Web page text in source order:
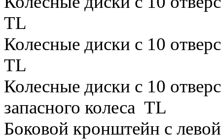
TL
Колесные диски с 10
TL
Колесные диски с 10
запасного колеса TL
Боковой кронштейн с